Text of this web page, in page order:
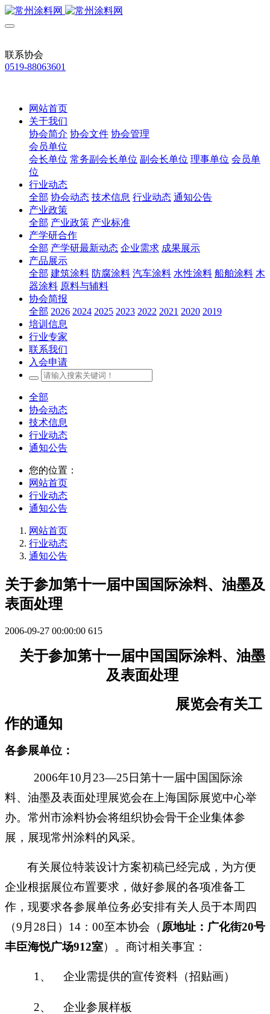
联系协会
0519-88063601
网站首页
关于我们
协会简介 协会文件 协会管理
会员单位
会长单位 常务副会长单位 副会长单位 理事单位 会员单
位
行业动态
全部 协会动态 技术信息 行业动态 通知公告
产业政策
全部 产业政策 产业标准
产学研合作
全部 产学研最新动态 企业需求 成果展示
产品展示
全部 建筑涂料 防腐涂料 汽车涂料 水性涂料 船舶涂料 木
器涂料 原料与辅料
协会简报
全部 2026 2024 2025 2023 2022 2021 2020 2019
培训信息
行业专家
联系我们
入会申请
全部
协会动态
技术信息
行业动态
通知公告
您的位置：
网站首页
行业动态
通知公告
网站首页
行业动态
通知公告
关于参加第十一届中国国际涂料、油墨及
表面处理
2006-09-27 00:00:00 615
关于参加第十一届中国国际涂料、油墨
及表面处理
展览会有关工
作的通知
各参展单位：
2006年10 月 23—25日第十一届中国国际涂
料、油墨及表面处理展览会在上海国际展览中心举
办。常州市涂料协会将组织协会骨干企业集体参
展，展现常州涂料的风采。
有关展位特装设计方案初稿已经完成，为方便
企业根据展位布置要求，做好参展的各项准备工
作，现要求各参展单位务必安排有关人员于本周四
（9 月 28日） 14 ： 00至本协会（ 原地址：广化街20号
丰臣海悦广场912室）。商讨相关事宜：
1、 企业需提供的宣传资料（招贴画）
2、 企业参展样板